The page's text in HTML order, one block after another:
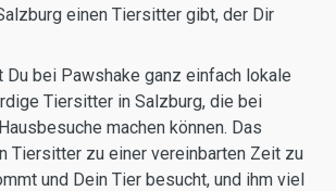
einen Tiersitter gibt, der Dir
Du bei Pawshake ganz einfach lokale
Tiersitter in Salzburg, die bei
machen können. Das
Tiersitter zu einer vereinbarten Zeit zu
und Dein Tier besucht, und ihm viel